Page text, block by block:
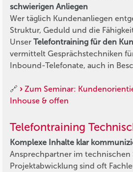
schwierigen Anliegen
Wer täglich Kundenanliegen
Struktur, Geduld und die
Unser Telefontraining für den
vermittelt Gesprächstechniken
Inbound-Telefonate, auch in
🔗
Zum Seminar:
Inhouse & offen
Telefontraining
Komplexe Inhalte klar
Ansprechpartner im technischen
Projektabwicklung sind oft